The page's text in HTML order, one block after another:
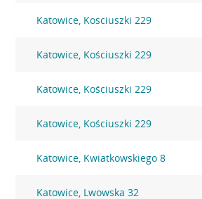
Katowice, Kosciuszki 229
Katowice, Kościuszki 229
Katowice, Kościuszki 229
Katowice, Kościuszki 229
Katowice, Kwiatkowskiego 8
Katowice, Lwowska 32